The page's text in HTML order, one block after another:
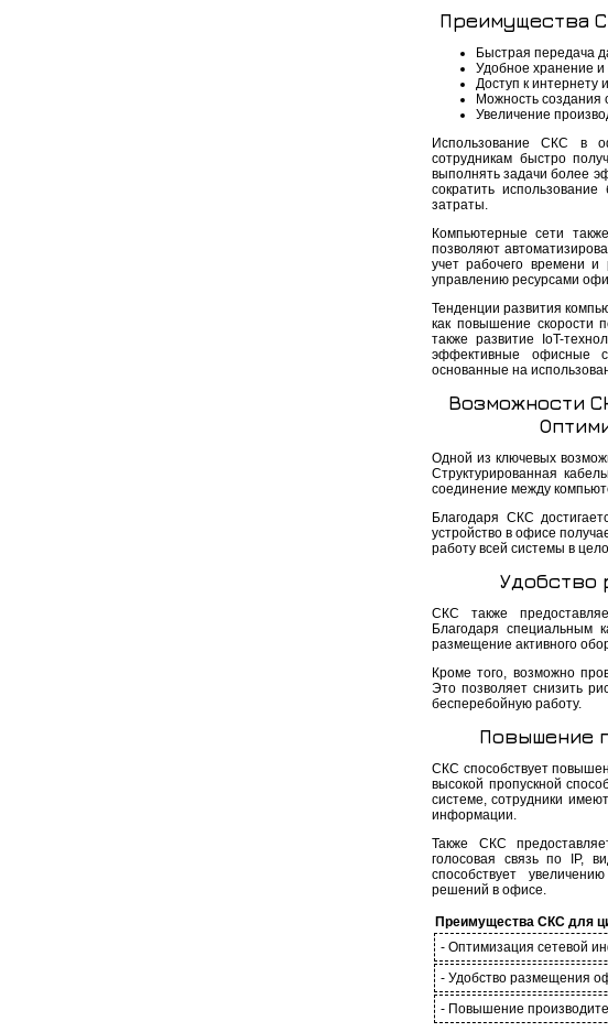
Преимущества
Быстрая передача
Удобное хранение
Доступ к интернету
Можность создания
Увеличение
Использование СКС в
сотрудникам быстро
выполнять задачи более
сократить
затраты.
Компьютерные сети
позволяют
учет рабочего времени и
управлению ресурсами
Тенденции развития
как повышение скорости
также развитие IoT-
эффективные офисные
основанные на
Возможности
Одной из ключевых
Структурированная
соединение между
Благодаря СКС
устройство в офисе
работу всей системы в
Удобство
СКС также
Благодаря специальным
размещение активного
Кроме того, возможно
Это позволяет снизить
бесперебойную работу.
Повышение
СКС способствует
высокой пропускной
системе, сотрудники
информации.
Также СКС
голосовая связь по IP,
способствует
решений в офисе.
Преимущества СКС для
- Оптимизация сетевой
- Удобство размещения
- Повышение